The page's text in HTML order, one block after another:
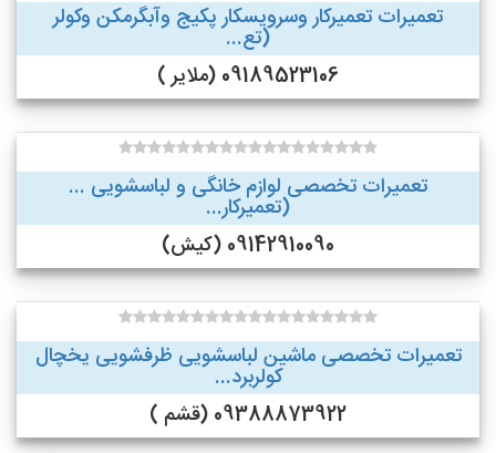
تعمیرات تعمیرکار وسرویسکار پکیج وآبگرمکن وکولر
(تع...
09189523106 (ملایر )
تعمیرات تخصصی لوازم خانگی و لباسشویی ...
(تعمیرکار...
09142910090 (کیش)
تعمیرات تخصصی ماشین لباسشویی ظرفشویی یخچال
کولربرد...
09388873922 (قشم )